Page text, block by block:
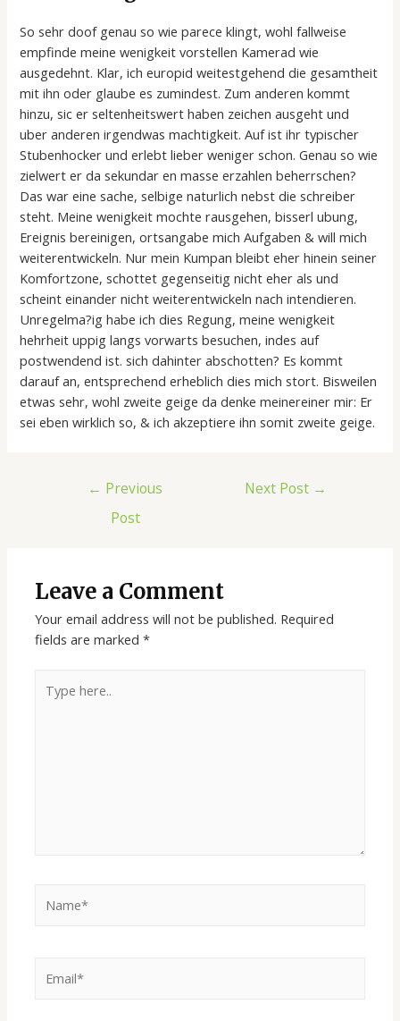
So sehr doof genau so wie parece klingt, wohl fallweise
empfinde meine wenigkeit vorstellen Kamerad wie
ausgedehnt. Klar, ich europid weitestgehend die gesamtheit
mit ihn oder glaube es zumindest. Zum anderen kommt
hinzu, sic er seltenheitswert haben zeichen ausgeht und
uber anderen irgendwas machtigkeit. Auf ist ihr typischer
Stubenhocker und erlebt lieber weniger schon. Genau so wie
zielwert er da sekundar en masse erzahlen beherrschen?
Das war eine sache, selbige naturlich nebst die schreiber
steht. Meine wenigkeit mochte rausgehen, bisserl ubung,
Ereignis bereinigen, ortsangabe mich Aufgaben & will mich
weiterentwickeln. Nur mein Kumpan bleibt eher hinein seiner
Komfortzone, schottet gegenseitig nicht eher als und
scheint einander nicht weiterentwickeln nach intendieren.
Unregelma?ig habe ich dies Regung, meine wenigkeit
hehrheit uppig langs vorwarts besuchen, indes auf
postwendend ist. sich dahinter abschotten? Es kommt
darauf an, entsprechend erheblich dies mich stort. Bisweilen
etwas sehr, wohl zweite geige da denke meinereiner mir: Er
sei eben wirklich so, & ich akzeptiere ihn somit zweite geige.
← Previous
Post
Next Post →
Leave a Comment
Your email address will not be published. Required
fields are marked*